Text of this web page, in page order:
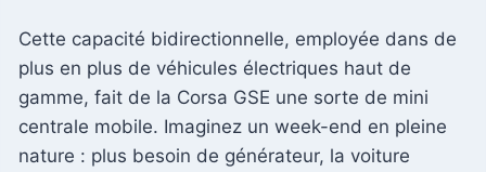
Cette capacité bidirectionnelle, employée dans de
plus en plus de véhicules électriques haut de
gamme, fait de la Corsa GSE une sorte de mini
centrale mobile. Imaginez un week-end en pleine
nature : plus besoin de générateur, la voiture